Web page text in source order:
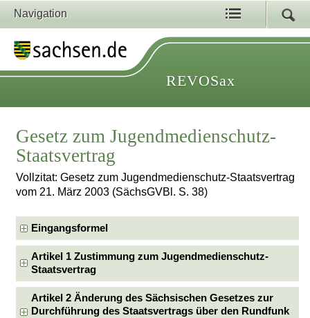
Navigation
REVOSax
Gesetz zum Jugendmedienschutz-
Staatsvertrag
Vollzitat: Gesetz zum Jugendmedienschutz-Staatsvertrag
vom 21. März 2003 (SächsGVBl. S. 38)
Eingangsformel
Artikel 1 Zustimmung zum Jugendmedienschutz-
Staatsvertrag
Artikel 2 Änderung des Sächsischen Gesetzes zur
Durchführung des Staatsvertrags über den Rundfunk